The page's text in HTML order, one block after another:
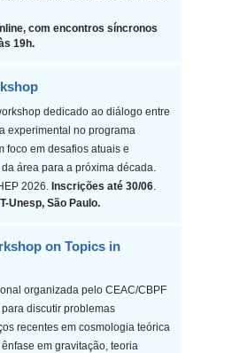
com encontros síncronos
19h.
dedicado ao diálogo entre
experimental no programa
foco em desafios atuais e
área para a próxima década.
2026.Inscrições até 30/06.
Unesp, São Paulo.
on Topics in
organizada pelo CEAC/CBPF
discutir problemas
recentes em cosmologia teórica
em gravitação, teoria